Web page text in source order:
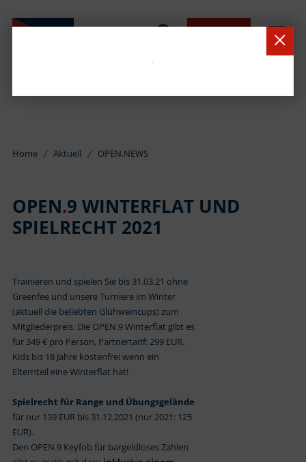
Home Aktuell OPEN.NEWS
OPEN.9 WINTERFLAT UND
SPIELRECHT 2021
Trainieren und spielen Sie bis 31.03.21 ohne
Greenfee und unsere Turniere im Winter
(aktuell die beliebten Glühweincups) zum
Mitgliederpreis. Die OPEN.9 Winterflat gibt es
für 349 € pro Person, Partnertarif: 299 EUR.
Kids bis 18 Jahre kostenfrei wenn ein
Elternteil eine Winterflat hat!
Spielrecht für Range und Übungsgelände
für nur 139 EUR bis 31.12.2021 (nur 2021: 125
EUR).
Den OPEN.9 Keyfob für bargeldloses Zahlen